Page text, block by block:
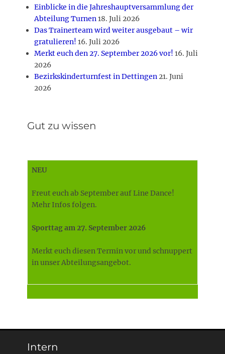
Einblicke in die Jahreshauptversammlung der
Abteilung Turnen18. Juli 2026
Das Trainerteam wird weiter ausgebaut – wir
gratulieren! 16. Juli 2026
Merkt euch den 27. September 2026 vor! 16. Juli
2026
Bezirkskinderturnfest in Dettingen21. Juni
2026
Gut zu wissen
NEU
Freut euch ab September auf Line Dance!
Mehr Infos folgen.
Sporttag am 27. September 2026
Merkt euch diesen Termin vor und schnuppert
in unser Abteilungsangebot.
Intern